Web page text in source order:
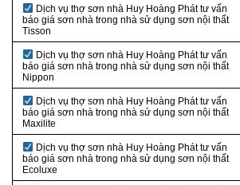
Dịch vụ thợ sơn nhà Huy Hoàng Phát tư vấn
báo giá sơn nhà trong nhà sử dụng sơn nội thất
Tisson
Dịch vụ thợ sơn nhà Huy Hoàng Phát tư vấn
báo giá sơn nhà trong nhà sử dụng sơn nội thất
Nippon
Dịch vụ thợ sơn nhà Huy Hoàng Phát tư vấn
báo giá sơn nhà trong nhà sử dụng sơn nội thất
Maxilite
Dịch vụ thợ sơn nhà Huy Hoàng Phát tư vấn
báo giá sơn nhà trong nhà sử dụng sơn nội thất
Ecoluxe